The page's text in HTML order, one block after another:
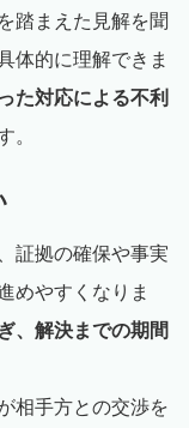
踏まえた見解を聞
体的に理解できま
た対応による不利
。
証拠の確保や事実
めやすくなりま
、解決までの期間
相手方との交渉を